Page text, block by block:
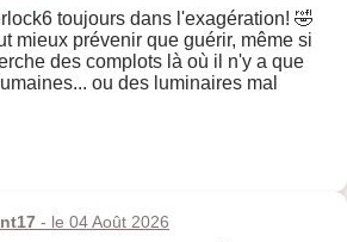
toujours dans l'exagération! 🤣
mieux prévenir que guérir, même si
des complots là où il n'y a que
ou des luminaires mal
- le 04 Août 2026